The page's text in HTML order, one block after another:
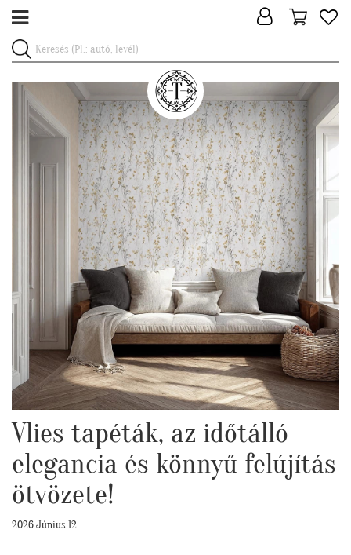
Vlies tapéták, az időtálló
elegancia és könnyű felújítás
ötvözete!
2026 Június 12